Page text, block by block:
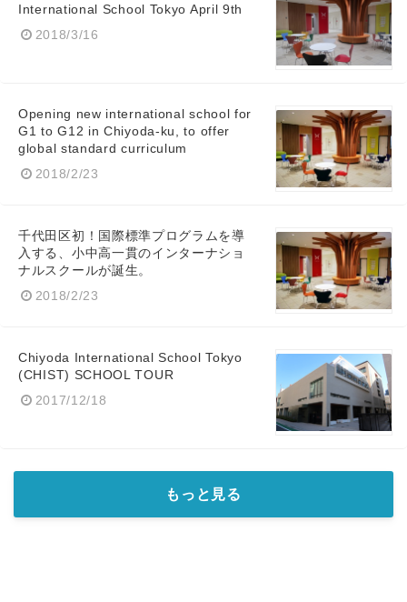
International School Tokyo April 9th
2018/3/16
Opening new international school for
G1 to G12 in Chiyoda-ku, to offer
global standard curriculum
2018/2/23
千代田区初！国際標準プログラムを導
入する、小中高一貫のインターナショ
ナルスクールが誕生。
2018/2/23
Chiyoda International School Tokyo
(CHIST) SCHOOL TOUR
2017/12/18
もっと見る